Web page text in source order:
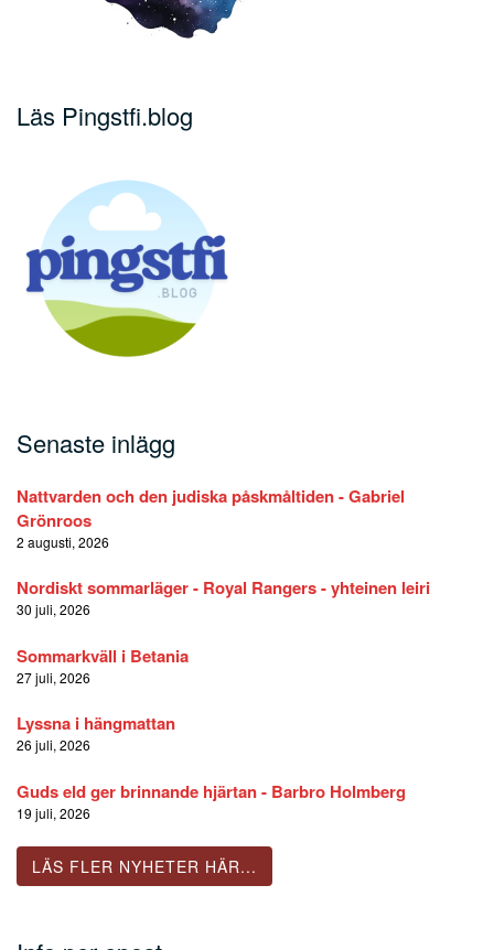
Läs Pingstfi.blog
Senaste inlägg
Nattvarden och den judiska påskmåltiden - Gabriel
Grönroos
2 augusti, 2026
Nordiskt sommarläger - Royal Rangers - yhteinen leiri
30 juli, 2026
Sommarkväll i Betania
27 juli, 2026
Lyssna i hängmattan
26 juli, 2026
Guds eld ger brinnande hjärtan - Barbro Holmberg
19 juli, 2026
LÄS FLER NYHETER HÄR...